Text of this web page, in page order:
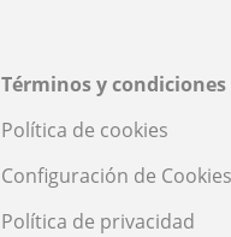
Términos y condiciones
Política de cookies
Configuración de Cookies
Política de privacidad